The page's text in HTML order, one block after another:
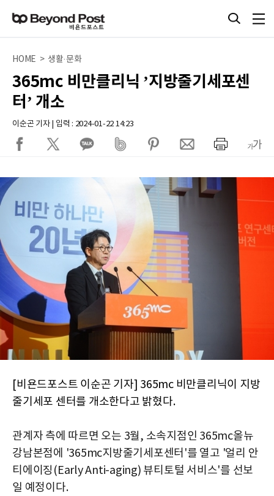
HOME > 생활·문화
365mc 비만클리닉 ’지방줄기세포센
터’ 개소
이순곤 기자 | 입력 : 2024-01-22 14:23
[비욘드포스트 이순곤 기자] 365mc 비만클리닉이 지방
줄기세포 센터를 개소한다고 밝혔다.
관계자 측에 따르면 오는 3월, 소속지점인 365mc올뉴
강남본점에 '365mc지방줄기세포센터'를 열고 '얼리 안
티에이징(Early Anti-aging) 뷰티토털 서비스'를 선보
일 예정이다.